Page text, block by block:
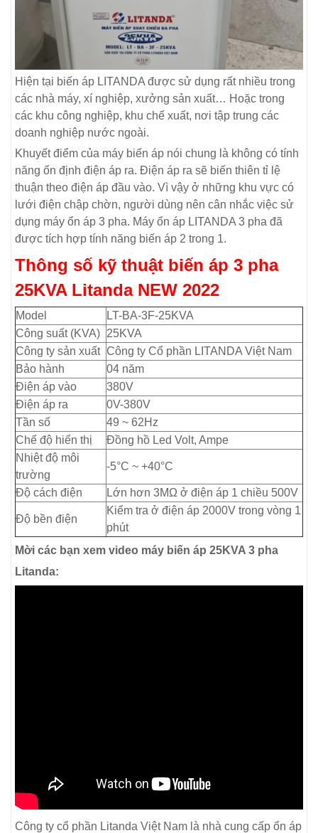
Hiện tại biến áp LITANDA được sử dụng rất nhiều trong
các nhà máy, xí nghiệp, xưởng sản xuất… Hoặc trong
các khu công nghiệp, khu chế xuất, nơi tập trung các
doanh nghiệp nước ngoài.
Khuyết điểm của máy biến áp nói chung là không có tính
năng ổn định điện áp ra. Điện áp ra sẽ biến thiên tỉ lệ
thuận theo điện áp đầu vào. Vì vậy ở những khu vực có
lưới điện chập chờn, người dùng nên cân nhắc việc sử
dụng máy ổn áp 3 pha. Máy ổn áp LITANDA 3 pha đã
được tích hợp tính năng biến áp 2 trong 1.
Thông số kỹ thuật biến áp 3 pha
25KVA Litanda NEW 2022
Model
LT-BA-3F-25KVA
Công suất (KVA) 25KVA
Công ty sản xuất Công ty Cổ phần LITANDA Việt Nam
Bảo hành
04 năm
Điện áp vào
380V
Điện áp ra
0V-380V
Tần số
49 ~ 62Hz
Chế độ hiển thị
Đồng hồ Led Volt, Ampe
Nhiệt độ môi
trường
-5°C ~ +40°C
Độ cách điện Lớn hơn 3MΩ ở điện áp 1 chiều 500V
Độ bền điện
Kiểm tra ở điện áp 2000V trong vòng 1
phút
Mời các bạn xem video máy biến áp 25KVA 3 pha
Litanda:
Công ty cổ phần Litanda Việt Nam là nhà cung cấp ổn áp